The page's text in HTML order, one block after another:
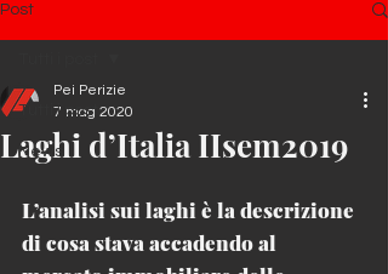
Post
Tutti i post
News
Laghi d’Italia IIsem2019
Pei Perizie
7 mag 2020
L’analisi sui laghi è la descrizione
di cosa stava accadendo al